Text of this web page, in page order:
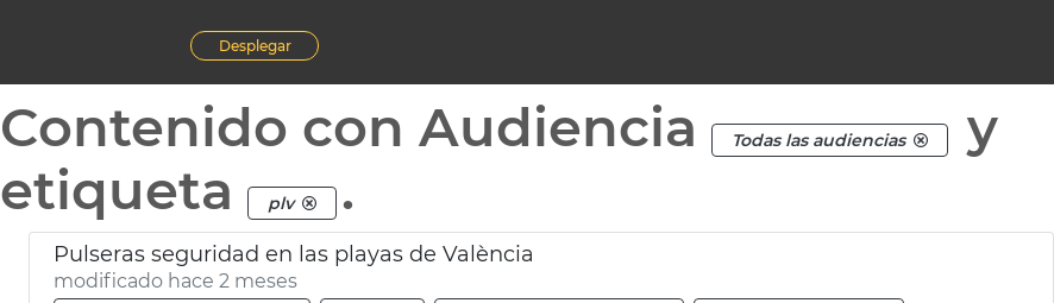
Desplegar
Contenido con Audiencia Todas las audiencias
y
etiqueta
plv .
Pulseras seguridad en las playas de València
modificado hace 2 meses